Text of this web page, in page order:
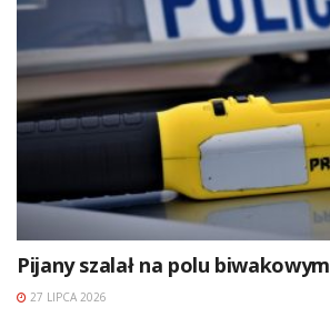
Pijany szalał na polu biwakowym
27 LIPCA 2026